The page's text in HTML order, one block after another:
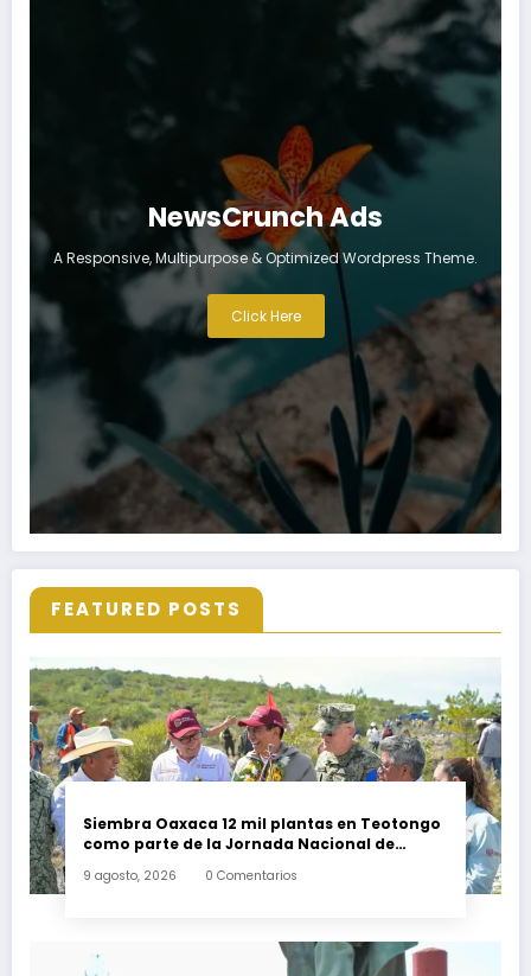
NewsCrunch Ads
A Responsive, Multipurpose & Optimized Wordpress Theme.
Click Here
FEATURED POSTS
Siembra Oaxaca 12 mil plantas en Teotongo
como parte de la Jornada Nacional de
9 agosto, 2026 0 Comentarios